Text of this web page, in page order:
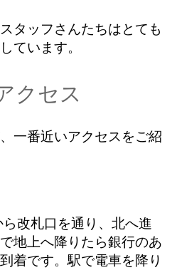
タッフさんたちはとても
ています。
クセス
一番近いアクセスをご紹
改札口を通り、北へ進
地上へ降りたら銀行のあ
着です。駅で電車を降り